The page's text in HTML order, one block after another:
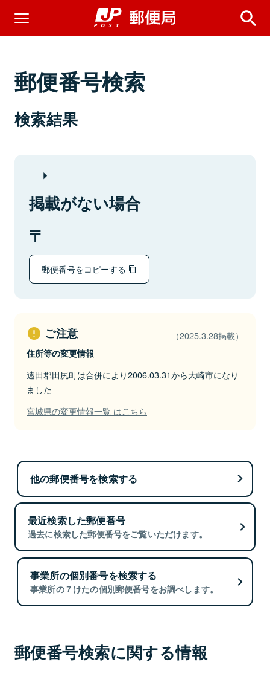
郵便番号検索
検索結果
掲載がない場合
郵便番号をコピーする
ご注意 （2025.3.28掲載）
住所等の変更情報
遠田郡田尻町は合併により2006.03.31から大崎市になり
ました
宮城県の変更情報一覧 はこちら
他の郵便番号を検索する
最近検索した郵便番号
過去に検索した郵便番号をご覧いただけます。
事業所の個別番号を検索する
事業所の７けたの個別郵便番号をお調べします。
郵便番号検索に関する情報